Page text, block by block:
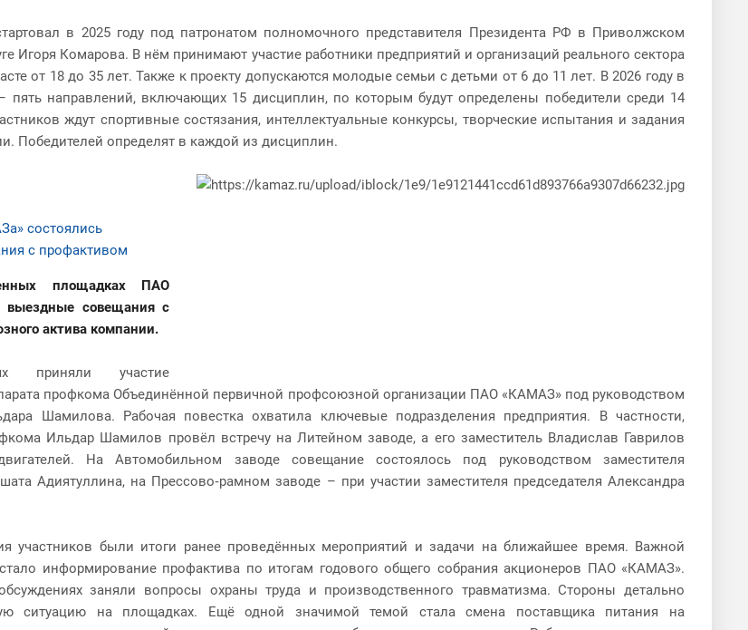
в 2025 году под патронатом полномочного представителя Президента РФ в Приволжском
Игоря Комарова. В нём принимают участие работники предприятий и организаций реального сектора
от 18 до 35 лет. Также к проекту допускаются молодые семьи с детьми от 6 до 11 лет. В 2026 году в
пять направлений, включающих 15 дисциплин, по которым будут определены победители среди 14
ждут спортивные состязания, интеллектуальные конкурсы, творческие испытания и задания
Победителей определят в каждой из дисциплин.
состоялись
с профактивом
площадках ПАО
совещания с
актива компании.
приняли участие
профкома Объединённой первичной профсоюзной организации ПАО «КАМАЗ» под руководством
Шамилова. Рабочая повестка охватила ключевые подразделения предприятия. В частности,
Ильдар Шамилов провёл встречу на Литейном заводе, а его заместитель Владислав Гаврилов
На Автомобильном заводе совещание состоялось под руководством заместителя
Адиятуллина, на Прессово‑рамном заводе – при участии заместителя председателя Александра
участников были итоги ранее проведённых мероприятий и задачи на ближайшее время. Важной
информирование профактива по итогам годового общего собрания акционеров ПАО «КАМАЗ».
заняли вопросы охраны труда и производственного травматизма. Стороны детально
ситуацию на площадках. Ещё одной значимой темой стала смена поставщика питания на